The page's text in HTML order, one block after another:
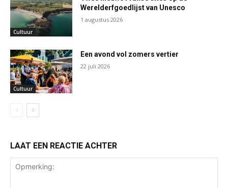
Cultuur
Werelderfgoedlijst van Unesco
1 augustus 2026
Cultuur
Een avond vol zomers vertier
22 juli 2026
LAAT EEN REACTIE ACHTER